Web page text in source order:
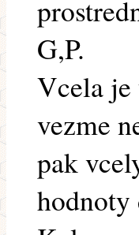
G,P.
Vcela
vezme
pak
hodnoty